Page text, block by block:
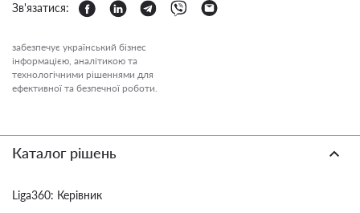
Зв'язатися:
забезпечує український бізнес
інформацією, аналітикою та
технологічними рішеннями для
ефективної та безпечної роботи.
Каталог рішень
Liga360: Керівник